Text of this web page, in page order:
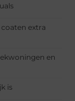
extra
en
is